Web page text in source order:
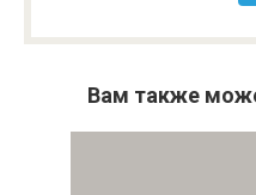
Вам также